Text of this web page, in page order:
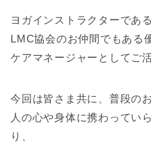
ヨガインストラクターであ
LMC協会のお仲間でもある
ケアマネージャーとしてご
今回は皆さま共に、普段の
人の心や身体に携わってい
り、